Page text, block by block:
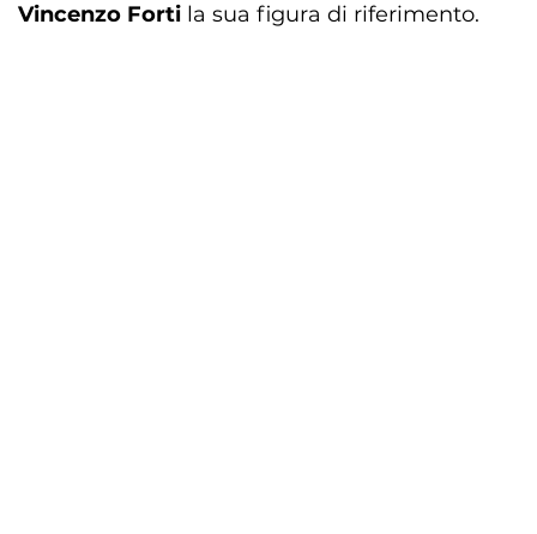
Vincenzo Forti la sua figura di riferimento.